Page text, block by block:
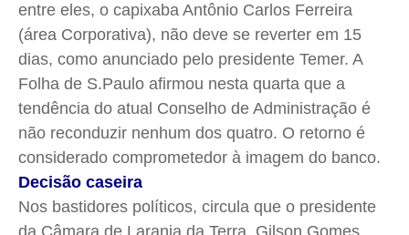
entre eles, o capixaba Antônio Carlos Ferreira
(área Corporativa), não deve se reverter em 15
dias, como anunciado pelo presidente Temer. A
Folha de S.Paulo afirmou nesta quarta que a
tendência do atual Conselho de Administração é
não reconduzir nenhum dos quatro. O retorno é
considerado comprometedor à imagem do banco.
Decisão caseira
Nos bastidores políticos, circula que o presidente